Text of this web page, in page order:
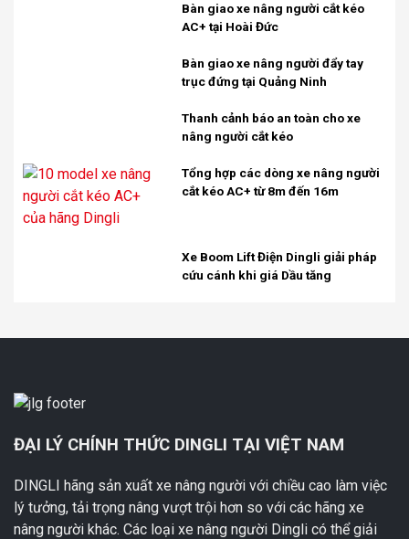
Bàn giao xe nâng người cắt kéo
AC+ tại Hoài Đức
Bàn giao xe nâng người đẩy tay
trục đứng tại Quảng Ninh
Thanh cảnh báo an toàn cho xe
nâng người cắt kéo
Tổng hợp các dòng xe nâng người
cắt kéo AC+ từ 8m đến 16m
Xe Boom Lift Điện Dingli giải pháp
cứu cánh khi giá Dầu tăng
ĐẠI LÝ CHÍNH THỨC DINGLI TẠI VIỆT NAM
DINGLI hãng sản xuất xe nâng người với chiều cao làm việc
lý tưởng, tải trọng nâng vượt trội hơn so với các hãng xe
nâng người khác. Các loại xe nâng người Dingli có thể giải